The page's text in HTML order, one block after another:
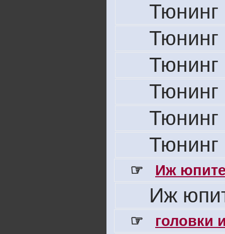
Тюнинг
Тюнинг
Тюнинг
Тюнинг
Тюнинг
Тюнинг
☞ Иж
Иж
☞ головки